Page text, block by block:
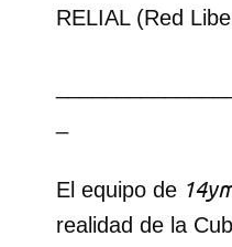
RELIAL (Red
El equipo de
realidad de la